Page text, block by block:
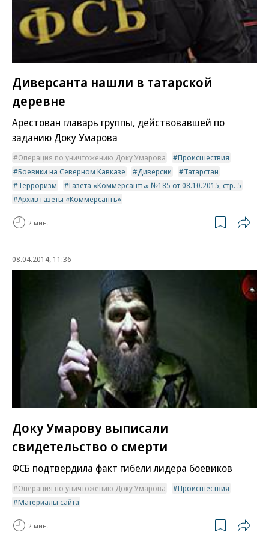
Диверсанта нашли в татарской
деревне
Арестован главарь группы, действовавшей по
заданию Доку Умарова
Операция по уничтожению Доку Умарова
Происшествия
Боевики на Северном Кавказе
Диверсии
Татарстан
Терроризм
Газета «Коммерсантъ» №185 от 08.10.2015, стр. 5
Архив газеты «Коммерсантъ»
2 мин.
08.04.2014, 11:36
Доку Умарову выписали
свидетельство о смерти
ФСБ подтвердила факт гибели лидера боевиков
Операция по уничтожению Доку Умарова
Происшествия
Материалы сайта
2 мин.